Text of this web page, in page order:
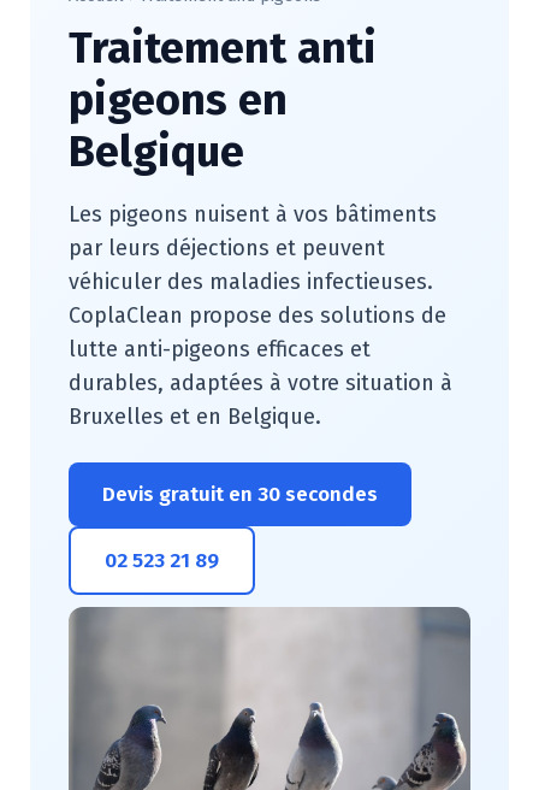
Traitement anti
pigeons en
Belgique
Les pigeons nuisent à vos bâtiments
par leurs déjections et peuvent
véhiculer des maladies infectieuses.
CoplaClean propose des solutions de
lutte anti-pigeons efficaces et
durables, adaptées à votre situation à
Bruxelles et en Belgique.
Devis gratuit en 30 secondes
02 523 21 89